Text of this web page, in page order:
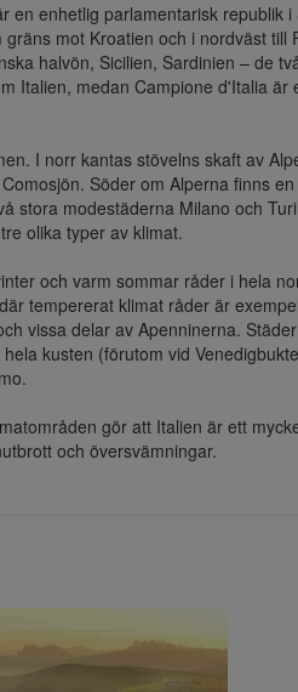
en enhetlig parlamentarisk
mot Kroatien och i nordväst
halvön, Sicilien, Sardinien – de
Italien, medan Campione d'Italia
I norr kantas stövelns skaft av
Söder om Alperna finns
stora modestäderna Milano och
olika typer av klimat.
och varm sommar råder i hela
tempererat klimat råder är
vissa delar av Apenninerna.
kusten (förutom vid
gör att Italien är ett
och översvämningar.